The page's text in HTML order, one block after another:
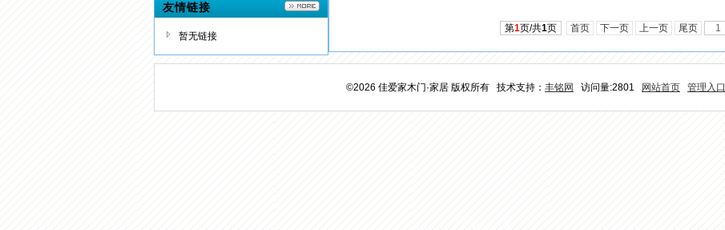
友情链接
暂无链接
第1页/共1页 首页 下一页 上一页 尾页
©2026 佳爱家木门·家居 版权所有 技术支持： 丰铭网 访问量:2801 网站首页 管理入口